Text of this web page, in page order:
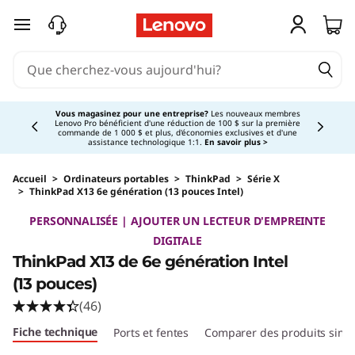
passer au contenu principal
Vous magasinez pour une entreprise?Les nouveaux membres
Lenovo Pro bénéficient d'une réduction de 100 $ sur la première
commande de 1 000 $ et plus, d'économies exclusives et d'une
assistance technologique 1:1. En savoir plus >
Currently displaying item 3 of 5
Accueil > Ordinateurs portables > ThinkPad > Série X
> ThinkPad X13 6e génération (13 pouces Intel)
PERSONNALISÉE | AJOUTER UN LECTEUR D'EMPREINTE
DIGITALE
ThinkPad X13 de 6e génération Intel
(13 pouces)
(46)
Fiche technique Ports et fentes Comparer des produits